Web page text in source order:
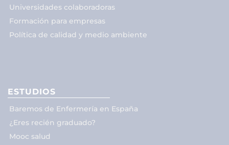
Universidades colaboradoras
Formación para empresas
Política de calidad y medio ambiente
ESTUDIOS
Baremos de Enfermería en España
¿Eres recién graduado?
Mooc salud